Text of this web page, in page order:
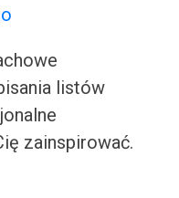
listów
zainspirować.